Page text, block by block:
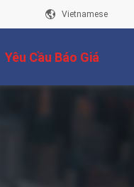
Vietnamese
Yêu Cầu Báo Giá